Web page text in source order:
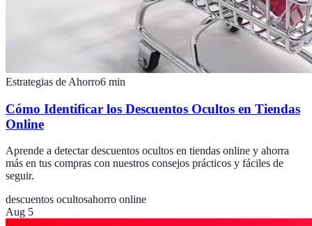
Estrategias de Ahorro6 min
Cómo Identificar los Descuentos Ocultos en Tiendas
Online
Aprende a detectar descuentos ocultos en tiendas online y ahorra
más en tus compras con nuestros consejos prácticos y fáciles de
seguir.
descuentos ocultosahorro online
Aug 5